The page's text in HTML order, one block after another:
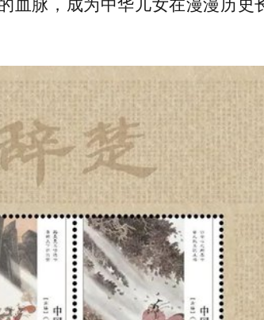
血脉，成为中华儿女在漫漫历史